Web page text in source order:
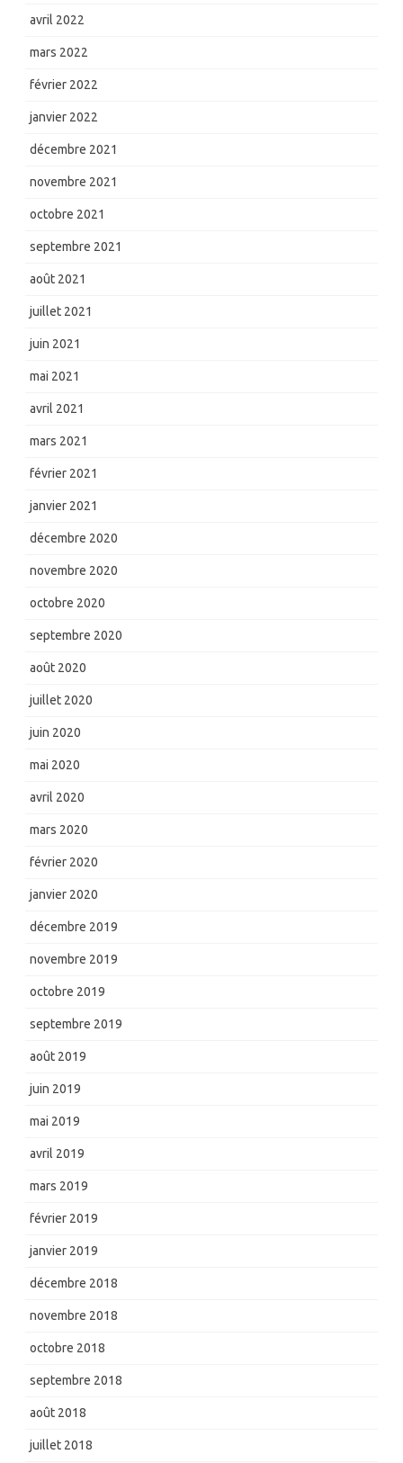
avril 2022
mars 2022
février 2022
janvier 2022
décembre 2021
novembre 2021
octobre 2021
septembre 2021
août 2021
juillet 2021
juin 2021
mai 2021
avril 2021
mars 2021
février 2021
janvier 2021
décembre 2020
novembre 2020
octobre 2020
septembre 2020
août 2020
juillet 2020
juin 2020
mai 2020
avril 2020
mars 2020
février 2020
janvier 2020
décembre 2019
novembre 2019
octobre 2019
septembre 2019
août 2019
juin 2019
mai 2019
avril 2019
mars 2019
février 2019
janvier 2019
décembre 2018
novembre 2018
octobre 2018
septembre 2018
août 2018
juillet 2018